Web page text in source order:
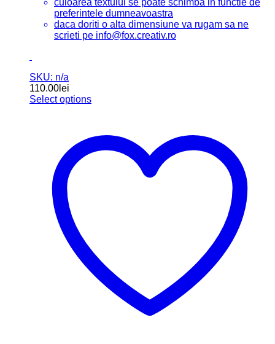
culoarea textului se poate schimba in functie de
preferintele dumneavoastra
daca doriti o alta dimensiune va rugam sa ne
scrieti pe info@fox.creativ.ro
SKU: n/a
110.00 lei
Select options